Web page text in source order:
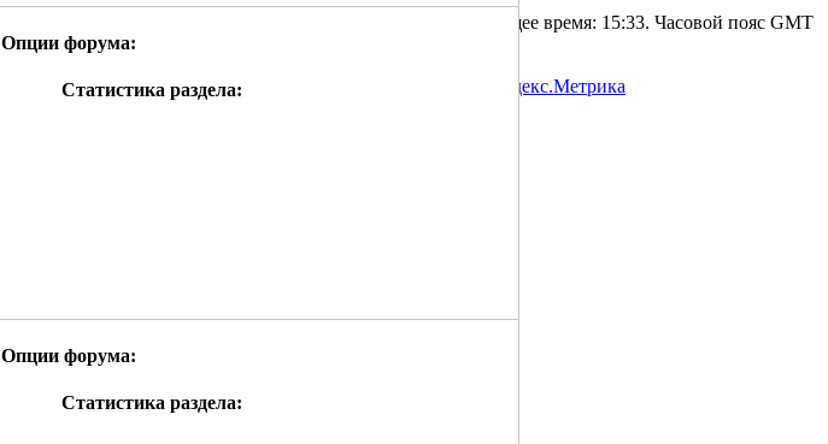
Опции форума:
RSS
Статистика раздела:
Опции форума:
RSS
Статистика раздела:
Текущее время: 15:33. Часовой пояс GMT